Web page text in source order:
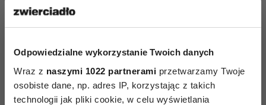
Odpowiedzialne wykorzystanie Twoich danych
Wraz z naszymi 1022 partnerami przetwarzamy Twoje
osobiste dane, np. adres IP, korzystając z takich
technologii jak pliki cookie, w celu wyświetlania
przemądrzała koleżanka. Inne zaś używają
mężczyznyz innych powodów. Warto wtedy
rozmawiać, żeby wiedzieć, o co naprawdę chodzi,
i żeby jak najszybciej to przepracować.